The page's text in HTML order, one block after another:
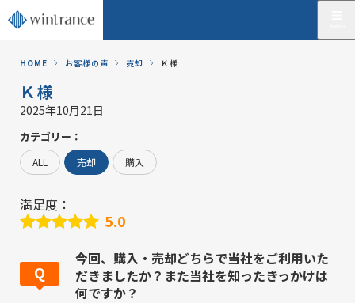
HOME お客様の声 売却 Ｋ様
Ｋ様
2025年10月21日
カテゴリー：
ALL 売却 購入
満足度：
5.0
今回、購入・売却どちらで当社をご利用いた
だきましたか？また当社を知ったきっかけは
何ですか？